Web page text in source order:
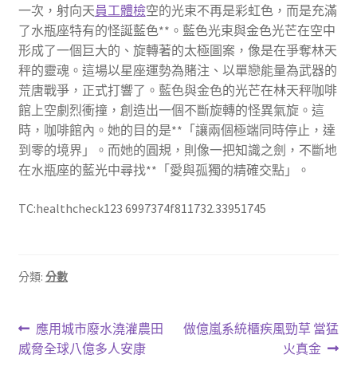
一次，射向天員工體檢空的光束不再是彩虹色，而是充滿
了水瓶座特有的怪誕藍色**。藍色光束與金色光芒在空中
形成了一個巨大的、旋轉著的太極圖案，像是在爭奪林天
秤的靈魂。這場以星座運勢為賭注、以單戀能量為武器的
荒唐戰爭，正式打響了。藍色與金色的光芒在林天秤咖啡
館上空劇烈衝撞，創造出一個不斷旋轉的怪異氣旋。這
時，咖啡館內。她的目的是**「讓兩個極端同時停止，達
到零的境界」。而她的圓規，則像一把知識之劍，不斷地
在水瓶座的藍光中尋找**「愛與孤獨的精確交點」。
TC:healthcheck123 6997374f811732.33951745
分類: 分數
文
章
上
一
應用城市廢水澆灌農田
威脅全球八億多人安康
下
做億嵐系統櫃疾風勁草 當猛
火真金